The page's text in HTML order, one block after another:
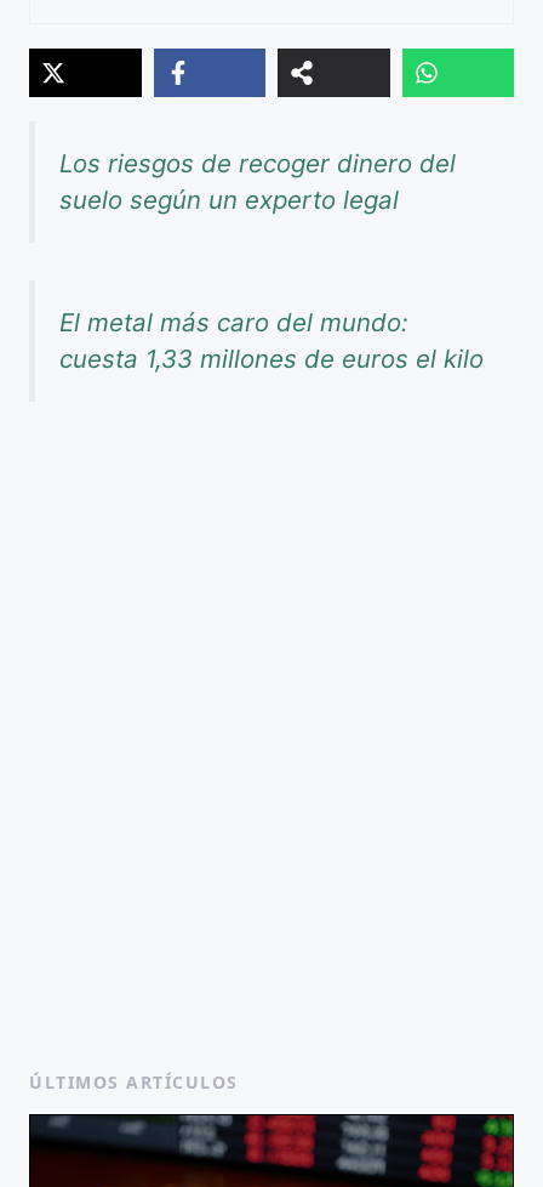
Los riesgos de recoger dinero del
suelo según un experto legal
El metal más caro del mundo:
cuesta 1,33 millones de euros el kilo
ÚLTIMOS ARTÍCULOS